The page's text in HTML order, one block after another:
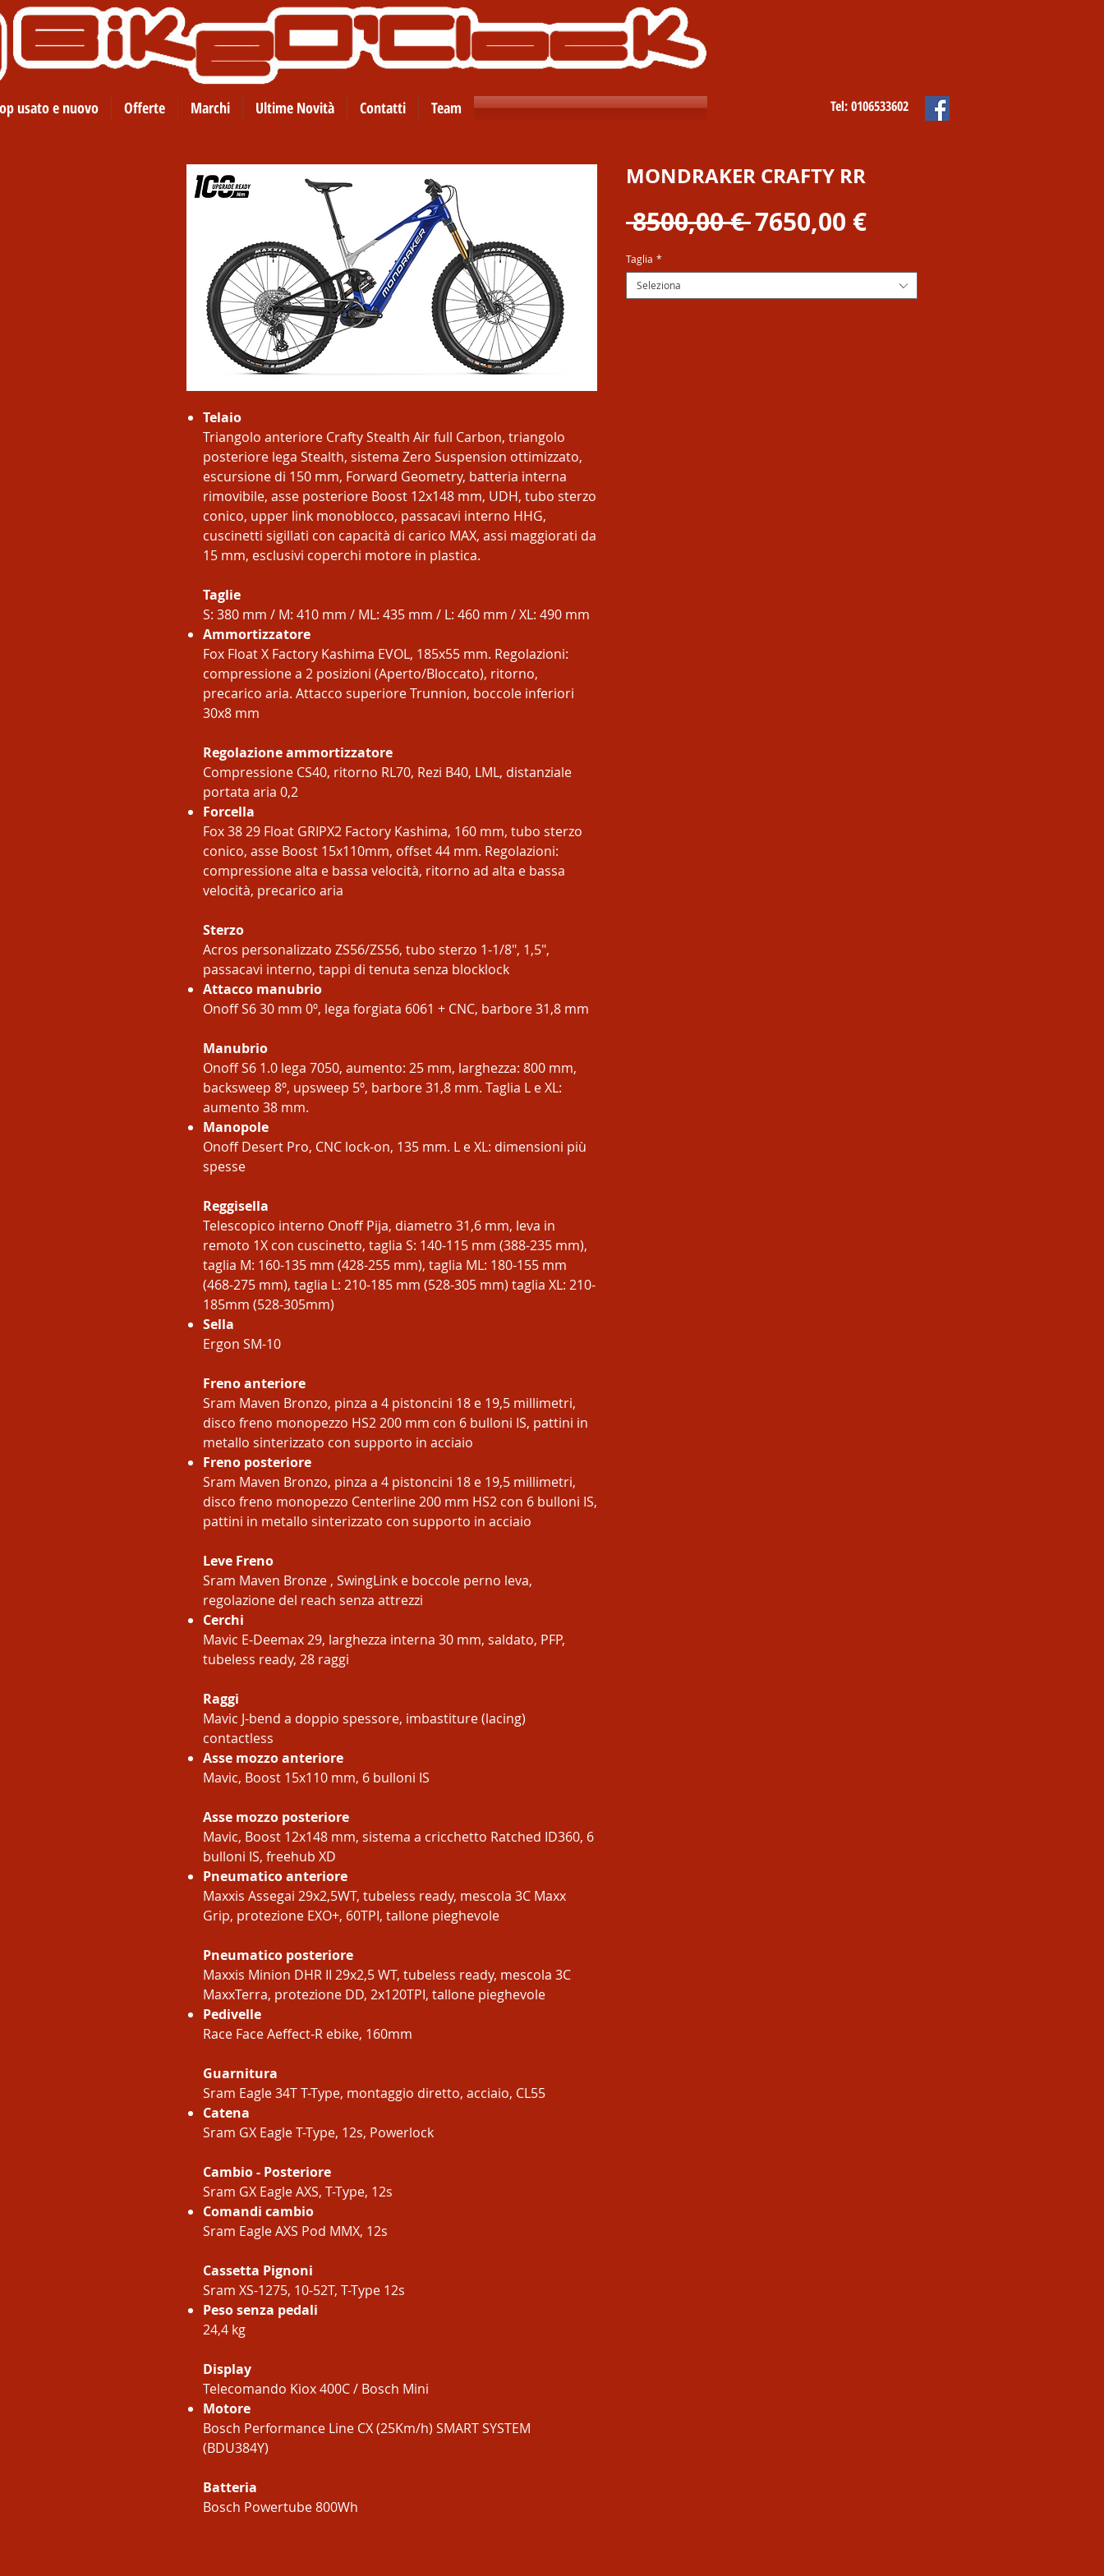
usato e nuovo Offerte Marchi Ultime Novità Contatti Team Tel: 0106533602
Telaio
Triangolo anteriore Crafty Stealth Air full Carbon, triangolo
posteriore lega Stealth, sistema Zero Suspension ottimizzato,
escursione di 150 mm, Forward Geometry, batteria interna
rimovibile, asse posteriore Boost 12x148 mm, UDH, tubo sterzo
conico, upper link monoblocco, passacavi interno HHG,
cuscinetti sigillati con capacità di carico MAX, assi maggiorati da
15 mm, esclusivi coperchi motore in plastica.
Taglie
S: 380 mm / M: 410 mm / ML: 435 mm / L: 460 mm / XL: 490 mm
Ammortizzatore
Fox Float X Factory Kashima EVOL, 185x55 mm. Regolazioni:
compressione a 2 posizioni (Aperto/Bloccato), ritorno,
precarico aria. Attacco superiore Trunnion, boccole inferiori
30x8 mm
Regolazione ammortizzatore
Compressione CS40, ritorno RL70, Rezi B40, LML, distanziale
portata aria 0,2
Forcella
Fox 38 29 Float GRIPX2 Factory Kashima, 160 mm, tubo sterzo
conico, asse Boost 15x110mm, offset 44 mm. Regolazioni:
compressione alta e bassa velocità, ritorno ad alta e bassa
velocità, precarico aria
Sterzo
Acros personalizzato ZS56/ZS56, tubo sterzo 1-1/8", 1,5",
passacavi interno, tappi di tenuta senza blocklock
Attacco manubrio
Onoff S6 30 mm 0º, lega forgiata 6061 + CNC, barbore 31,8 mm
Manubrio
Onoff S6 1.0 lega 7050, aumento: 25 mm, larghezza: 800 mm,
backsweep 8º, upsweep 5º, barbore 31,8 mm. Taglia L e XL:
aumento 38 mm.
Manopole
Onoff Desert Pro, CNC lock-on, 135 mm. L e XL: dimensioni più
spesse
Reggisella
Telescopico interno Onoff Pija, diametro 31,6 mm, leva in
remoto 1X con cuscinetto, taglia S: 140-115 mm (388-235 mm),
taglia M: 160-135 mm (428-255 mm), taglia ML: 180-155 mm
(468-275 mm), taglia L: 210-185 mm (528-305 mm) taglia XL: 210-
185mm (528-305mm)
Sella
Ergon SM-10
Freno anteriore
Sram Maven Bronzo, pinza a 4 pistoncini 18 e 19,5 millimetri,
disco freno monopezzo HS2 200 mm con 6 bulloni IS, pattini in
metallo sinterizzato con supporto in acciaio
Freno posteriore
Sram Maven Bronzo, pinza a 4 pistoncini 18 e 19,5 millimetri,
disco freno monopezzo Centerline 200 mm HS2 con 6 bulloni IS,
pattini in metallo sinterizzato con supporto in acciaio
Leve Freno
Sram Maven Bronze , SwingLink e boccole perno leva,
regolazione del reach senza attrezzi
Cerchi
Mavic E-Deemax 29, larghezza interna 30 mm, saldato, PFP,
tubeless ready, 28 raggi
Raggi
Mavic J-bend a doppio spessore, imbastiture (lacing)
contactless
Asse mozzo anteriore
Mavic, Boost 15x110 mm, 6 bulloni IS
Asse mozzo posteriore
Mavic, Boost 12x148 mm, sistema a cricchetto Ratched ID360, 6
bulloni IS, freehub XD
Pneumatico anteriore
Maxxis Assegai 29x2,5WT, tubeless ready, mescola 3C Maxx
Grip, protezione EXO+, 60TPI, tallone pieghevole
Pneumatico posteriore
Maxxis Minion DHR II 29x2,5 WT, tubeless ready, mescola 3C
MaxxTerra, protezione DD, 2x120TPI, tallone pieghevole
Pedivelle
Race Face Aeffect-R ebike, 160mm
Guarnitura
Sram Eagle 34T T-Type, montaggio diretto, acciaio, CL55
Catena
Sram GX Eagle T-Type, 12s, Powerlock
Cambio - Posteriore
Sram GX Eagle AXS, T-Type, 12s
Comandi cambio
Sram Eagle AXS Pod MMX, 12s
Cassetta Pignoni
Sram XS-1275, 10-52T, T-Type 12s
Peso senza pedali
24,4 kg
Display
Telecomando Kiox 400C / Bosch Mini
Motore
Bosch Performance Line CX (25Km/h) SMART SYSTEM
(BDU384Y)
Batteria
Bosch Powertube 800Wh
MONDRAKER CRAFTY RR
8500,00 € Prezzo
7650,00 €Prezzo
Taglia *
Seleziona